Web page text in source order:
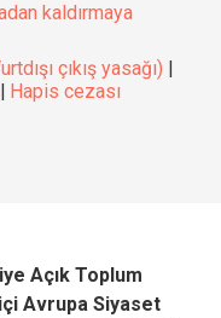
kaldırmaya
çıkış yasağı)
Hapis cezası
Açık Toplum
Avrupa Siyaset